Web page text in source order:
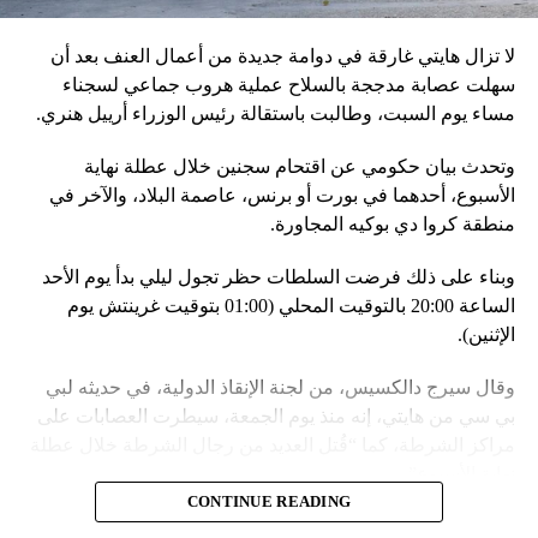
في السياق، أشار رئيس أركان القوات المسلّحة البيلاروسية
الجنرال فيكتور غوليفيتش إلى أنّه «في إطار هذا الحدث، تمّت
احتياطي»، لافتاً إلى أنّه «فور إنجاز عملية الانتشار هذه،
سنستعرض المسائل المتعلّقة بالاستعدادات لاستخدام الأسلحة
النووية غير الاستراتيجية».
وفي أوكرانيا، فكّكت أجهزة الأمن شبكة من العملاء التابعين
لجهاز الأمن الفدرالي الروسي «كانوا يعدّون لاغتيال الرئيس
الأوكراني» فولوديمير زيلينسكي ومسؤولين كبار آخرين، مثل
أوامر من موسكو. وأوقفت الأجهزة الأوكرانية ضابطَي أمن،
مشيرةً إلى أن المشتبه فيهما اللذَين أوقفا «شخصان برتبة
الحكوميين.
لا تزال هايتي غارقة في دوامة جديدة من أعمال العنف بعد أن
سهلت عصابة مدججة بالسلاح عملية هروب جماعي لسجناء
مساء يوم السبت، وطالبت باستقالة رئيس الوزراء أرييل هنري.
وتحدث بيان حكومي عن اقتحام سجنين خلال عطلة نهاية
الأسبوع، أحدهما في بورت أو برنس، عاصمة البلاد، والآخر في
منطقة كروا دي بوكيه المجاورة.
وبناء على ذلك فرضت السلطات حظر تجول ليلي بدأ يوم الأحد
الساعة 20:00 بالتوقيت المحلي (01:00 بتوقيت غرينتش يوم
الإثنين).
وقال سيرج دالكسيس، من لجنة الإنقاذ الدولية، في حديثه لبي
بي سي من هايتي، إنه منذ يوم الجمعة، سيطرت العصابات على
وأدى ذلك إلى تشتيت انتباه السلطات وتسهيل تنفيذ هجوم منسق
CONTINUE READING